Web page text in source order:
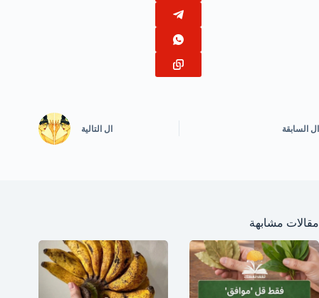
ال السابقة ال التالية
مقالات مشابهة